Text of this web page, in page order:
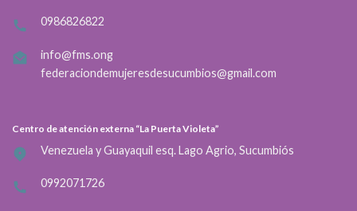
0986826822
info@fms.ong
federaciondemujeresdesucumbios@gmail.com
Centro de atención externa “La Puerta Violeta”
Venezuela y Guayaquil esq. Lago Agrio, Sucumbiós
0992071726